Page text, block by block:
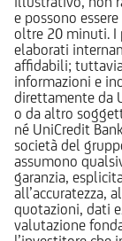
e possono
oltre 20 minuti. I
elaborati
affidabili;
informazioni e
direttamente da
o da altro
né UniCredit
società del
assumono
garanzia,
all’accuratezza,
quotazioni, dati
valutazione